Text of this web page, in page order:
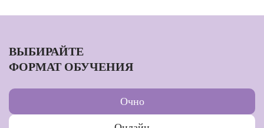
ВЫБИРАЙТЕ
ФОРМАТ ОБУЧЕНИЯ
Очно